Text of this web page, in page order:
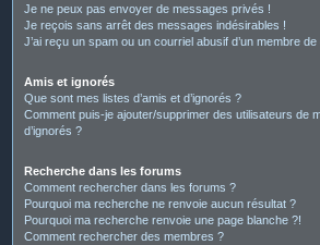
Je ne peux pas envoyer de messages privés !
Je reçois sans arrêt des messages indésirables !
J’ai reçu un spam ou un courriel abusif d’un membre
Amis et ignorés
Que sont mes listes d’amis et d’ignorés ?
Comment puis-je ajouter/supprimer des utilisateurs de
d’ignorés ?
Recherche dans les forums
Comment rechercher dans les forums ?
Pourquoi ma recherche ne renvoie aucun résultat ?
Pourquoi ma recherche renvoie une page blanche ?!
Comment rechercher des membres ?